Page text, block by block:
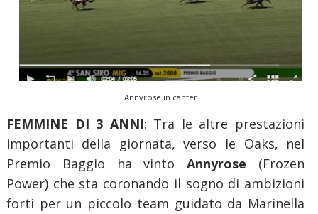
Annyrose in canter
FEMMINE DI 3 ANNI: Tra le altre prestazioni
importanti della giornata, verso le Oaks, nel
Premio Baggio ha vintoAnnyrose (Frozen
Power) che sta coronando il sogno di ambizioni
forti per un piccolo team guidato da Marinella